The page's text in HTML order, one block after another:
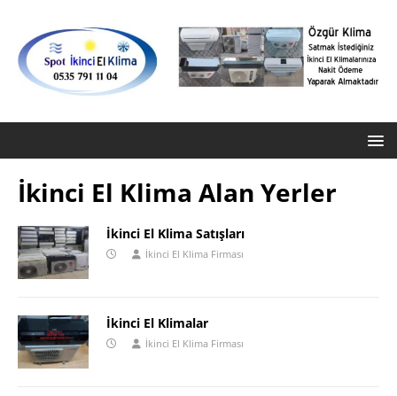
İkinci El Klima Alan Yerler
İkinci El Klima Satışları
İkinci El Klima Firması
İkinci El Klimalar
İkinci El Klima Firması